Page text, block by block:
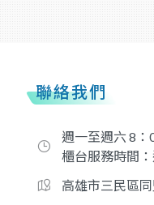
聯絡我們
週一至週六 8：
櫃台服務時間
高雄市三民區